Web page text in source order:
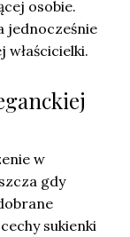
osobie.
jednocześnie
w
gdy
sukienki